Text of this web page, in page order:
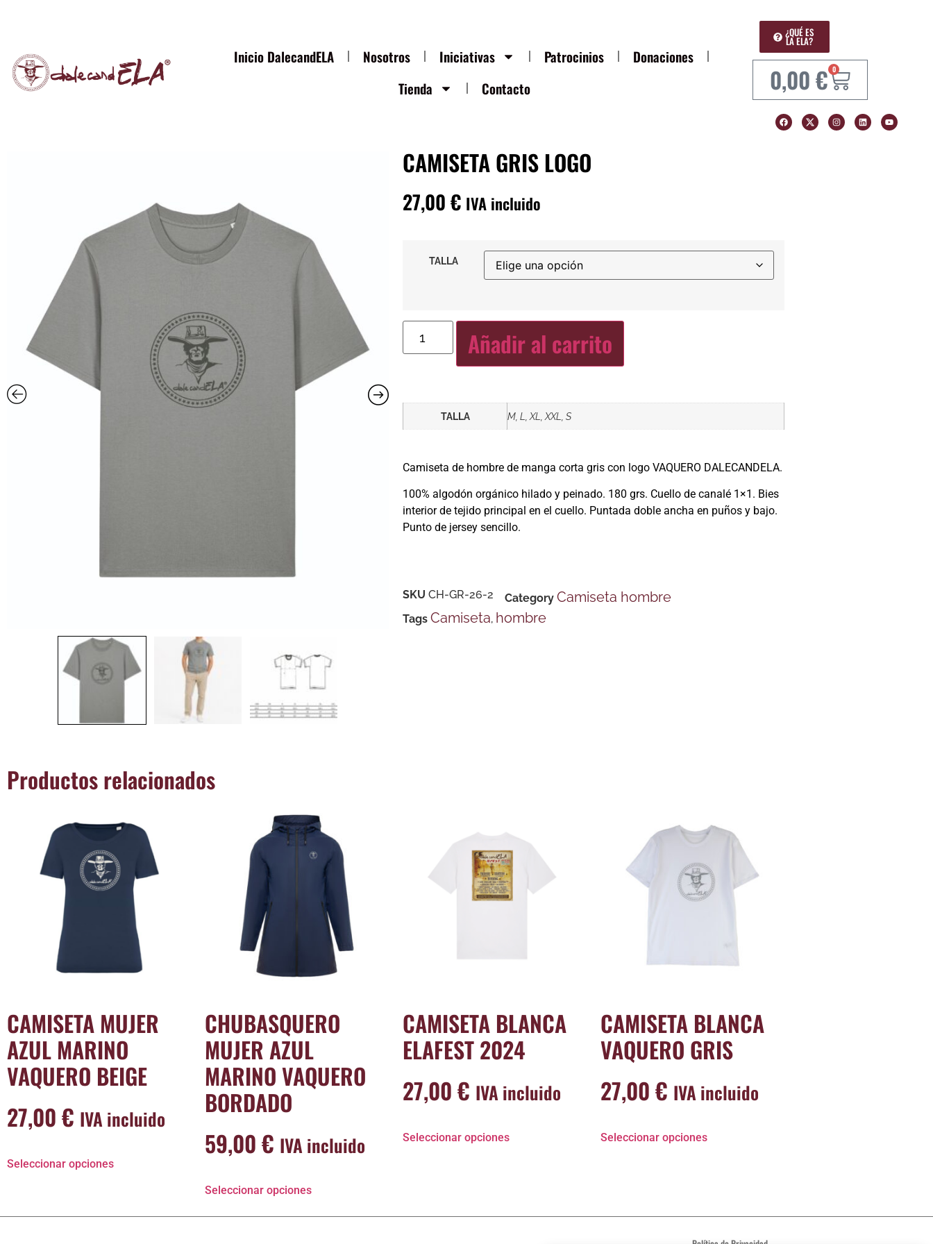
Inicio DalecandELA Nosotros Iniciativas Patrocinios
Donaciones
Tienda
Contacto
¿QUÉ ES
LA ELA?
0,00€ 0
CAMISETA GRIS LOGO
27,00€ IVA incluido
TALLA
Añadir al carrito
TALLA M, L, XL, XXL, S
Camiseta de hombre de manga corta gris con logo VAQUERO DALECANDELA.
100% algodón orgánico hilado y peinado. 180 grs. Cuello de canalé 1×1. Bies
interior de tejido principal en el cuello. Puntada doble ancha en puños y bajo.
Punto de jersey sencillo.
SKU CH-GR-26-2 Category Camiseta hombre
Tags Camiseta, hombre
Productos relacionados
CAMISETA MUJER
AZUL MARINO
VAQUERO BEIGE
27,00€ IVA incluido
Seleccionar opciones
CHUBASQUERO
MUJER AZUL
MARINO VAQUERO
BORDADO
59,00€ IVA incluido
Seleccionar opciones
CAMISETA BLANCA
ELAFEST 2024
27,00€ IVA incluido
Seleccionar opciones
CAMISETA BLANCA
VAQUERO GRIS
27,00€ IVA incluido
Seleccionar opciones